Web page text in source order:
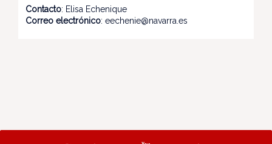
Contacto: Elisa Echenique
Correo electrónico: eechenie@navarra.es